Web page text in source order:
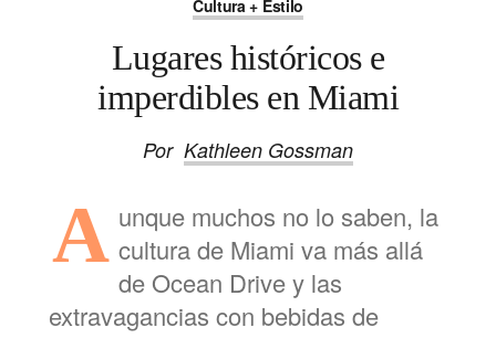
Cultura + Estilo
Lugares históricos e
imperdibles en Miami
Por Kathleen Gossman
A unque muchos no lo saben, la
cultura de Miami va más allá
de Ocean Drive y las
extravagancias con bebidas de